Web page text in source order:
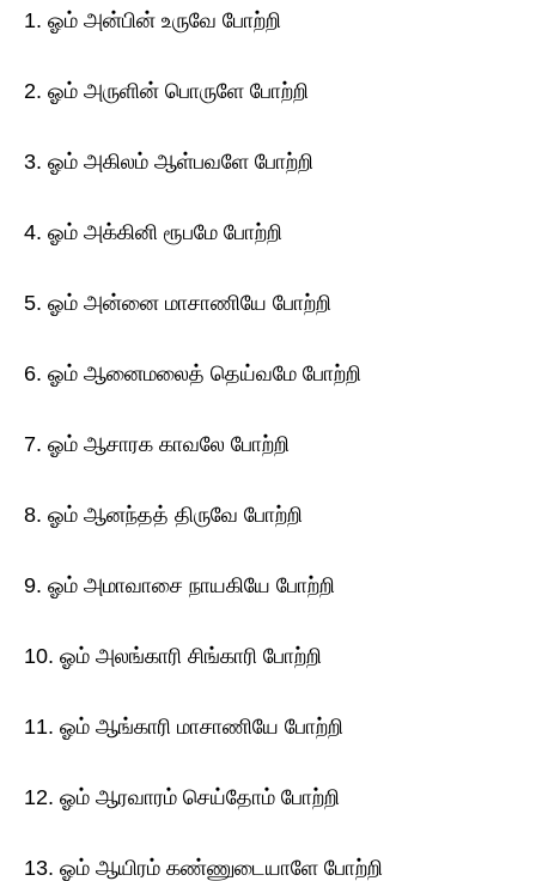
1. ஓம் அன்பின் உருவே போற்றி
2. ஓம் அருளின் பொருளே போற்றி
3. ஓம் அகிலம் ஆள்பவளே போற்றி
4. ஓம் அக்கினி ரூபமே போற்றி
5. ஓம் அன்னை மாசாணியே போற்றி
6. ஓம் ஆனைமலைத் தெய்வமே போற்றி
7. ஓம் ஆசாரக காவலே போற்றி
8. ஓம் ஆனந்தத் திருவே போற்றி
9. ஓம் அமாவாசை நாயகியே போற்றி
10. ஓம் அலங்காரி சிங்காரி போற்றி
11. ஓம் ஆங்காரி மாசாணியே போற்றி
12. ஓம் ஆரவாரம் செய்தோம் போற்றி
13. ஓம் ஆயிரம் கண்ணுடையாளே போற்றி